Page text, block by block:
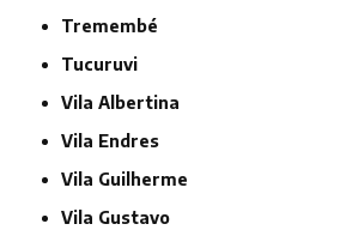
Tremembé
Tucuruvi
Vila Albertina
Vila Endres
Vila Guilherme
Vila Gustavo